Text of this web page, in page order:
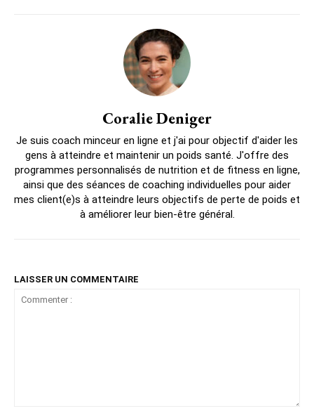
Coralie Deniger
Je suis coach minceur en ligne et j'ai pour objectif d'aider les
gens à atteindre et maintenir un poids santé. J'offre des
programmes personnalisés de nutrition et de fitness en ligne,
ainsi que des séances de coaching individuelles pour aider
mes client(e)s à atteindre leurs objectifs de perte de poids et
à améliorer leur bien-être général.
LAISSER UN COMMENTAIRE